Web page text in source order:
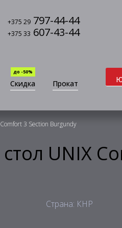
+375 29 797-44-44
+375 33 607-43-44
Скидка
до -50%
Прокат
3 Section Burgundy
UNIX
Страна: КНР